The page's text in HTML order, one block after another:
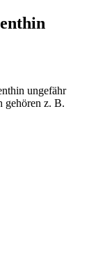
ungefähr
gehören z. B.